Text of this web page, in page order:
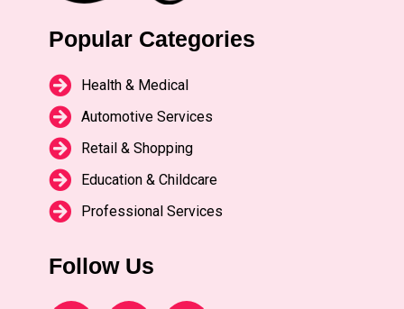
Popular Categories
Health & Medical
Automotive Services
Retail & Shopping
Education & Childcare
Professional Services
Follow Us